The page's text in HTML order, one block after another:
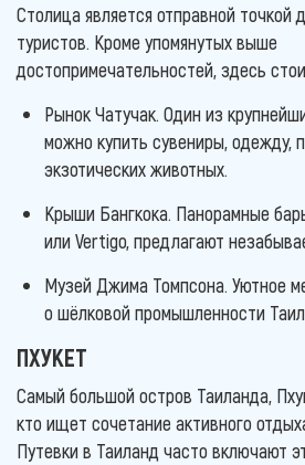
Столица является отправной точкой
туристов. Кроме упомянутых выше
достопримечательностей, здесь
Рынок Чатучак. Один из
можно купить сувениры, одежду,
экзотических животных.
Крыши Бангкока. Панорамные
или Vertigo, предлагают
Музей Джима Томпсона. Уютное
о шёлковой промышленности
ПХУКЕТ
Самый большой остров Таиланда,
кто ищет сочетание активного
Путевки в Таиланд часто включают